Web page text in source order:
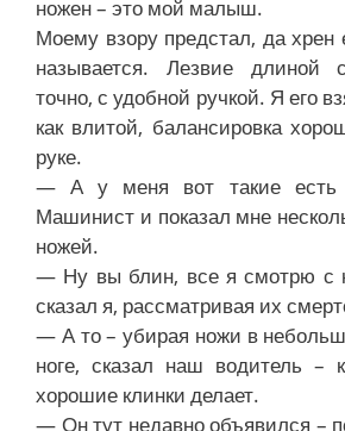
ножен – это мой малыш.
Моему взору предстал, да хрен
называется. Лезвие длиной
точно, с удобной ручкой. Я его
как влитой, балансировка
руке.
— А у меня вот такие есть
Машинист и показал мне
ножей.
— Ну вы блин, все я смотрю с
сказал я, рассматривая их
— А то – убирая ножи в
ноге, сказал наш водитель –
хорошие клинки делает.
— Он тут недавно объявился –